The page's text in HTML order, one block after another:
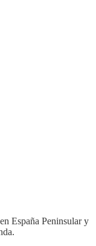
en España Peninsular y